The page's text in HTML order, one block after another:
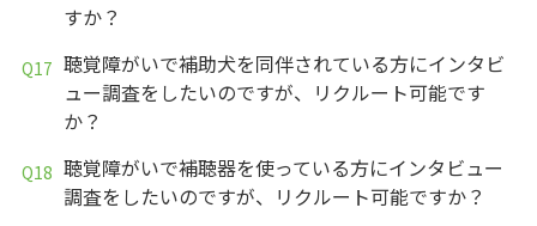
すか？
聴覚障がいで補助犬を同伴されている方にインタビ
ュー調査をしたいのですが、リクルート可能です
か？
聴覚障がいで補聴器を使っている方にインタビュー
調査をしたいのですが、リクルート可能ですか？